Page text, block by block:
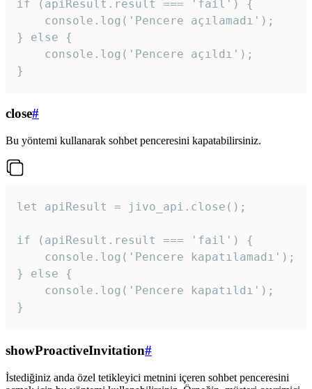
if (apiResult.result === 'fail') {
    console.log('Pencere açılamadı');
} else {
    console.log('Pencere açıldı');
}
close#
Bu yöntemi kullanarak sohbet penceresini kapatabilirsiniz.
let apiResult = jivo_api.close();
if (apiResult.result === 'fail') {
    console.log('Pencere kapatılamadı');
} else {
    console.log('Pencere kapatıldı');
}
showProactiveInvitation#
İstediğiniz anda özel tetikleyici metnini içeren sohbet penceresini